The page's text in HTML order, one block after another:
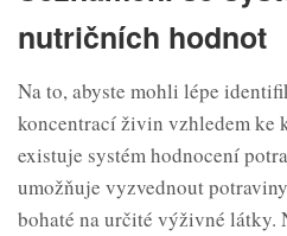
nutričních hodnot
Na to, abyste mohli lépe
koncentrací živin vzhledem ke
existuje systém hodnocení
umožňuje vyzvednout
bohaté na určité výživné látky.